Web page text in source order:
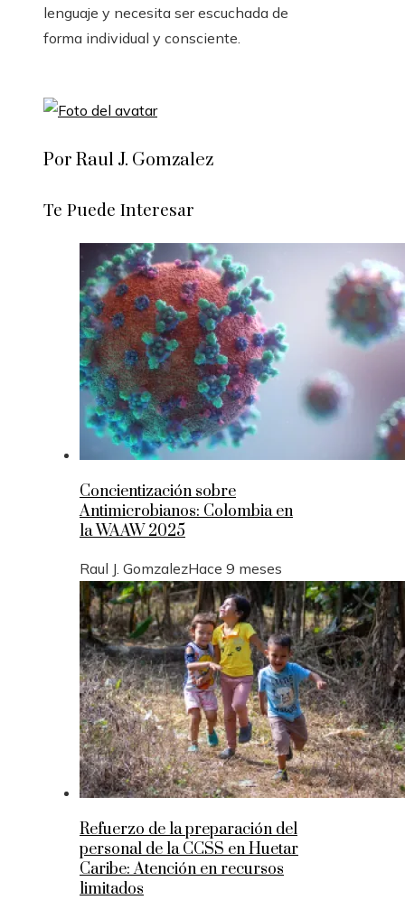
lenguaje y necesita ser escuchada de
forma individual y consciente.
Por Raul J. Gomzalez
Te Puede Interesar
Concientización sobre
Antimicrobianos: Colombia en
la WAAW 2025
Raul J. GomzalezHace 9 meses
Refuerzo de la preparación del
personal de la CCSS en Huetar
Caribe: Atención en recursos
limitados